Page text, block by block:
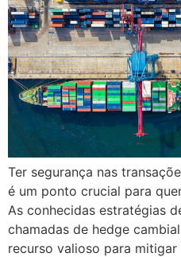
Ter segurança nas
é um ponto crucial para
As conhecidas estratégias
chamadas de hedge
recurso valioso para